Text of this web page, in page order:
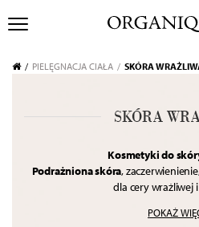
PIELĘGNACJA CIAŁA SKÓRA
SKÓRA
Kosmetyki do
Podrażniona skóra,
dla cery wrażliwej
– bezpieczne
POKAŻ